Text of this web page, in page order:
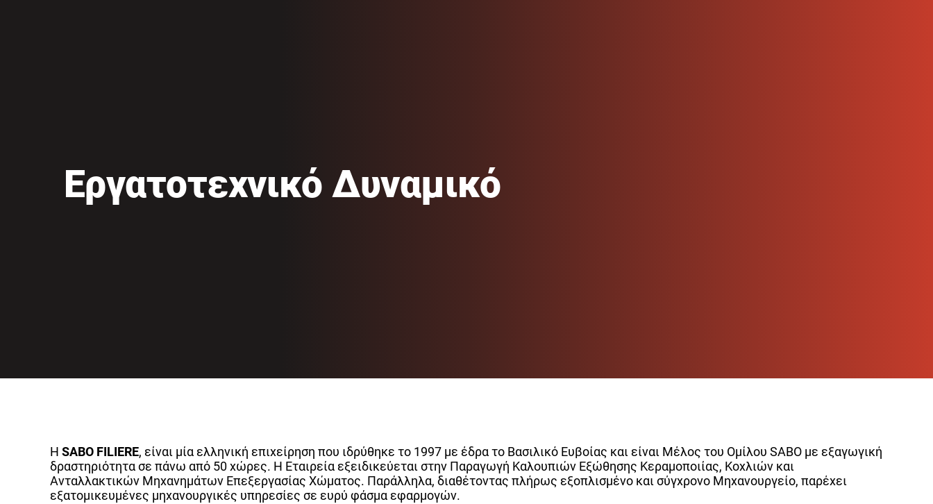
Εργατοτεχνικό Δυναμικό
Η SABO FILIERE, είναι μία ελληνική επιχείρηση που ιδρύθηκε το 1997 με έδρα το Βασιλικό Ευβοίας και είναι Μέλος του Ομίλου SABO με εξαγωγική
δραστηριότητα σε πάνω από 50 χώρες. Η Εταιρεία εξειδικεύεται στην Παραγωγή Καλουπιών Εξώθησης Κεραμοποιίας, Κοχλιών και
Ανταλλακτικών Μηχανημάτων Επεξεργασίας Χώματος. Παράλληλα, διαθέτοντας πλήρως εξοπλισμένο και σύγχρονο Μηχανουργείο, παρέχει
εξατομικευμένες μηχανουργικές υπηρεσίες σε ευρύ φάσμα εφαρμογών.